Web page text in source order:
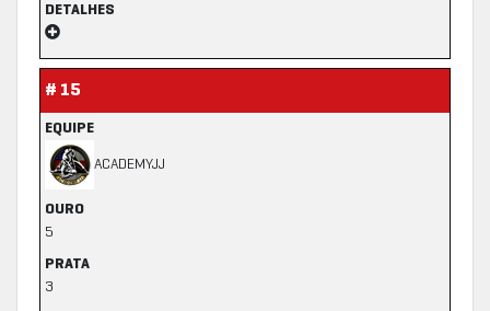
DETALHES
# 15
EQUIPE
ACADEMYJJ
OURO
5
PRATA
3